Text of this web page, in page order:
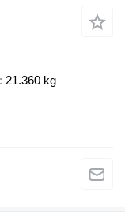
21.360 kg